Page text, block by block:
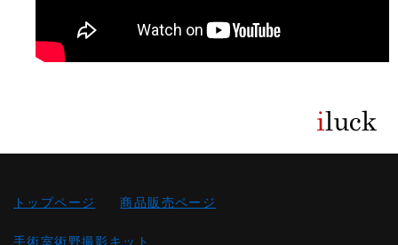
トップページ 商品販売ページ
手術室術野撮影キット